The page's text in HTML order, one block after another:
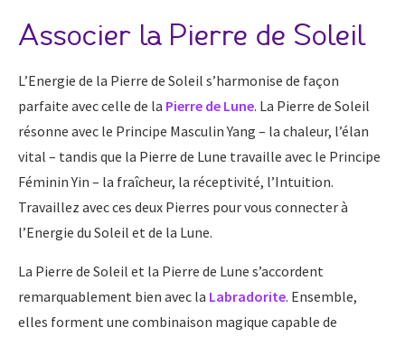
Associer la Pierre de Soleil
L’Energie de la Pierre de Soleil s’harmonise de façon
parfaite avec celle de la Pierre de Lune. La Pierre de Soleil
résonne avec le Principe Masculin Yang – la chaleur, l’élan
vital – tandis que la Pierre de Lune travaille avec le Principe
Féminin Yin – la fraîcheur, la réceptivité, l’Intuition.
Travaillez avec ces deux Pierres pour vous connecter à
l’Energie du Soleil et de la Lune.
La Pierre de Soleil et la Pierre de Lune s’accordent
remarquablement bien avec la Labradorite. Ensemble,
elles forment une combinaison magique capable de